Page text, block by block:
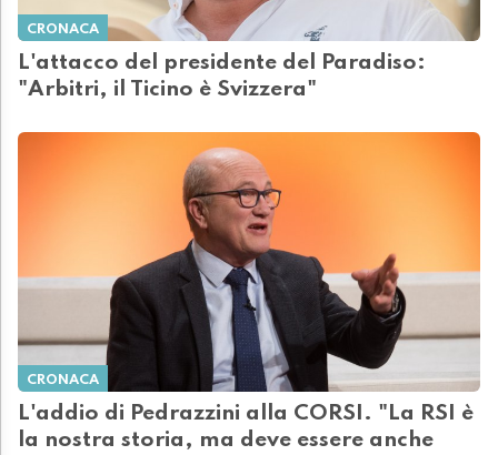
CRONACA
L'attacco del presidente del Paradiso:
"Arbitri, il Ticino è Svizzera"
CRONACA
L'addio di Pedrazzini alla CORSI. "La RSI è
la nostra storia, ma deve essere anche